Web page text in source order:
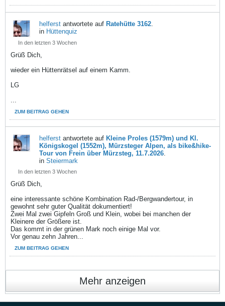
helferst antwortete auf Ratehütte 3162.
in Hüttenquiz
In den letzten 3 Wochen
Grüß Dich,
wieder ein Hüttenrätsel auf einem Kamm.
LG
...
ZUM BEITRAG GEHEN
helferst antwortete auf Kleine Proles (1579m) und Kl.
Königskogel (1552m), Mürzsteger Alpen, als bike&hike-
Tour von Frein über Mürzsteg, 11.7.2026.
in Steiermark
In den letzten 3 Wochen
Grüß Dich,
eine interessante schöne Kombination Rad-/Bergwandertour, in
gewohnt sehr guter Qualität dokumentiert!
Zwei Mal zwei Gipfeln Groß und Klein, wobei bei manchen der
Kleinere der Größere ist.
Das kommt in der grünen Mark noch einige Mal vor.
Vor genau zehn Jahren...
ZUM BEITRAG GEHEN
Mehr anzeigen